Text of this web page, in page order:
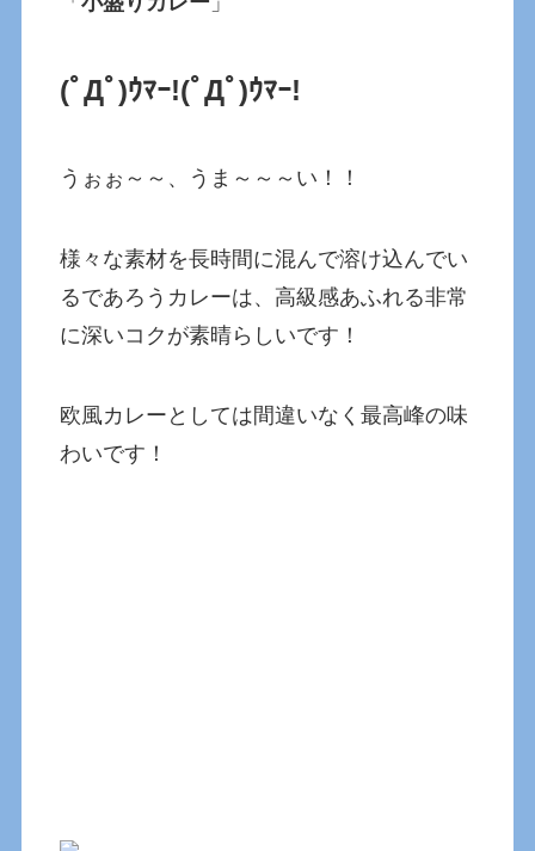
(ﾟДﾟ)ｳﾏｰ!(ﾟДﾟ)ｳﾏｰ!
うぉぉ～～、うま～～～い！！
様々な素材を長時間に混んで溶け込んでい
るであろうカレーは、高級感あふれる非常
に深いコクが素晴らしいです！
欧風カレーとしては間違いなく最高峰の味
わいです！